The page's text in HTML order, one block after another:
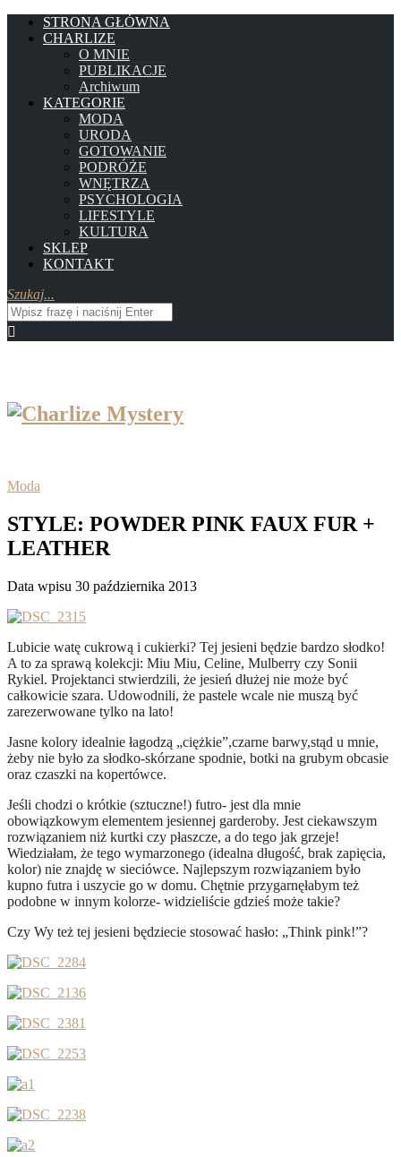
STRONA GŁÓWNA
CHARLIZE
O MNIE
PUBLIKACJE
Archiwum
KATEGORIE
MODA
URODA
GOTOWANIE
PODRÓŻE
WNĘTRZA
PSYCHOLOGIA
LIFESTYLE
KULTURA
SKLEP
KONTAKT
Szukaj...
Moda
STYLE: POWDER PINK FAUX FUR +
LEATHER
Data wpisu 30 października 2013
Lubicie watę cukrową i cukierki? Tej jesieni będzie bardzo słodko!
A to za sprawą kolekcji: Miu Miu, Celine, Mulberry czy Sonii
Rykiel. Projektanci stwierdzili, że jesień dłużej nie może być
całkowicie szara. Udowodnili, że pastele wcale nie muszą być
zarezerwowane tylko na lato!
Jasne kolory idealnie łagodzą „ciężkie”,czarne barwy,stąd u mnie,
żeby nie było za słodko-skórzane spodnie, botki na grubym obcasie
oraz czaszki na kopertówce.
Jeśli chodzi o krótkie (sztuczne!) futro- jest dla mnie
obowiązkowym elementem jesiennej garderoby. Jest ciekawszym
rozwiązaniem niż kurtki czy płaszcze, a do tego jak grzeje!
Wiedziałam, że tego wymarzonego (idealna długość, brak zapięcia,
kolor) nie znajdę w sieciówce. Najlepszym rozwiązaniem było
kupno futra i uszycie go w domu. Chętnie przygarnęłabym też
podobne w innym kolorze- widzieliście gdzieś może takie?
Czy Wy też tej jesieni będziecie stosować hasło: „Think pink!”?